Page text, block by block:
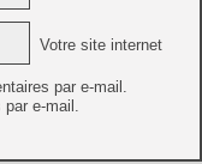
Votre site internet
par e-mail.
par e-mail.